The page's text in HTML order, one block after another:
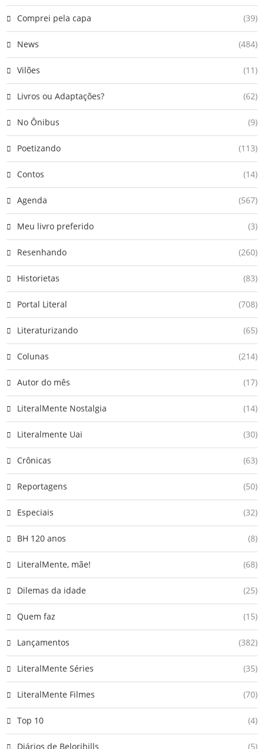
Comprei pela capa (39)
News (484)
Vilões (11)
Livros ou Adaptações? (62)
No Ônibus (9)
Poetizando (113)
Contos (14)
Agenda (567)
Meu livro preferido (3)
Resenhando (260)
Historietas (83)
Portal Literal (708)
Literaturizando (65)
Colunas (214)
Autor do mês (17)
LiteralMente Nostalgia (14)
Literalmente Uai (30)
Crônicas (63)
Reportagens (50)
Especiais (32)
BH 120 anos (8)
LiteralMente, mãe! (68)
Dilemas da idade (25)
Quem faz (15)
Lançamentos (382)
LiteralMente Séries (35)
LiteralMente Filmes (70)
Top 10 (4)
Diários de Belorihills (5)